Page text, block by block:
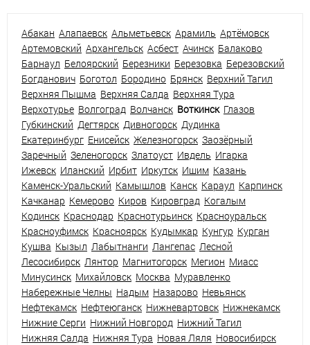
Абакан Алапаевск Альметьевск Арамиль Артёмовск
Артемовский Архангельск Асбест Ачинск Балаково
Барнаул Белоярский Березники Березовка Березовский
Богданович Боготол Бородино Брянск Верхний Тагил
Верхняя Пышма Верхняя Салда Верхняя Тура
Верхотурье Волгоград Волчанск Воткинск Глазов
Губкинский Дегтярск Дивногорск Дудинка
Екатеринбург Енисейск Железногорск Заозёрный
Заречный Зеленогорск Златоуст Ивдель Игарка
Ижевск Иланский Ирбит Иркутск Ишим Казань
Каменск-Уральский Камышлов Канск Караул Карпинск
Качканар Кемерово Киров Кировград Когалым
Кодинск Краснодар Краснотурьинск Красноуральск
Красноуфимск Красноярск Кудымкар Кунгур Курган
Кушва Кызыл Лабытнанги Лангепас Лесной
Лесосибирск Лянтор Магнитогорск Мегион Миасс
Минусинск Михайловск Москва Муравленко
Набережные Челны Надым Назарово Невьянск
Нефтекамск Нефтеюганск Нижневартовск Нижнекамск
Нижние Серги Нижний Новгород Нижний Тагил
Нижняя Салда Нижняя Тура Новая Ляля Новосибирск